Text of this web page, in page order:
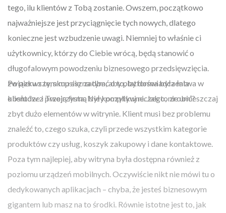
tego, ilu klientów z Tobą zostanie. Owszem, początkowo
najważniejsze jest przyciągnięcie tych nowych, dlatego
konieczne jest wzbudzenie uwagi. Niemniej to właśnie ci
użytkownicy, którzy do Ciebie wrócą, będą stanowić o
długofalowym powodzeniu biznesowego przedsięwzięcia. W
związku z tym musisz zadbać o to, by doświadczenia
klientów z Twoją firmą były pozytywne. Jak to zrobić?
Po pierwsze, skup się na tym, aby platforma była łatwa w
obsłudze i przejrzysta. Nie komplikuj niczego, nie umieszczaj
zbyt dużo elementów w witrynie. Klient musi bez problemu
znaleźć to, czego szuka, czyli przede wszystkim kategorie
produktów czy usług, koszyk zakupowy i dane kontaktowe.
Poza tym najlepiej, aby witryna była dostępna również z
poziomu urządzeń mobilnych. Oczywiście nikt nie mówi tu o
dedykowanych aplikacjach – chyba, że jesteś biznesowym
gigantem lub masz na to środki. Równie istotne jest to, jak